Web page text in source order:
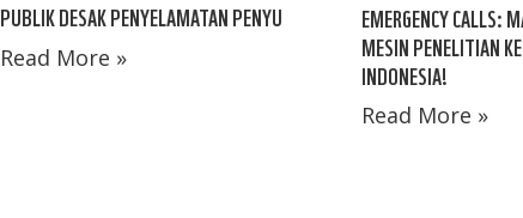
PUBLIK DESAK PENYELAMATAN PENYU
Read More »
EMERGENCY CALLS:
MESIN PENELITIAN
INDONESIA!
Read More »